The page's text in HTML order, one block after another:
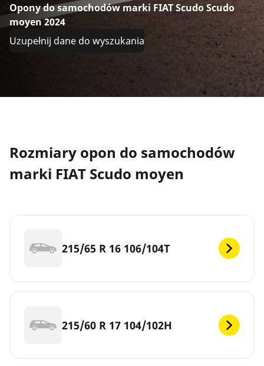
Opony do samochodów marki FIAT Scudo Scudo
moyen 2024
Uzupełnij dane do wyszukania
Rozmiary opon do samochodów
marki FIAT Scudo moyen
215/65 R 16 106/104T
215/60 R 17 104/102H